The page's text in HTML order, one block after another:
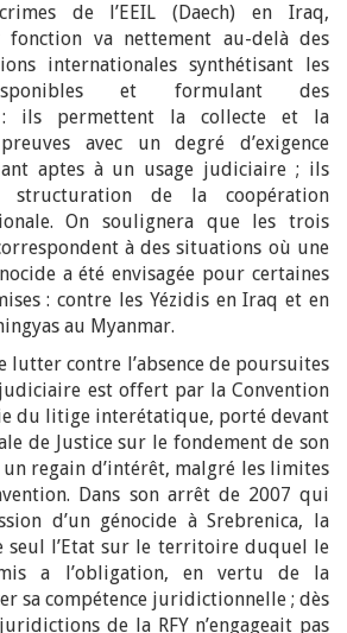
de l’EEIL (Daech) en Iraq,
fonction va nettement au-delà des
internationales synthétisant les
et formulant des
: ils permettent la collecte et la
avec un degré d’exigence
aptes à un usage judiciaire ; ils
de la coopération
On soulignera que les trois
à des situations où une
a été envisagée pour certaines
: contre les Yézidis en Iraq et en
au Myanmar.
lutter contre l’absence de poursuites
est offert par la Convention
du litige interétatique, porté devant
de Justice sur le fondement de son
regain d’intérêt, malgré les limites
Dans son arrêt de 2007 qui
d’un génocide à Srebrenica, la
seul l’Etat sur le territoire duquel le
a l’obligation, en vertu de la
sa compétence juridictionnelle ; dès
de la RFY n’engageait pas